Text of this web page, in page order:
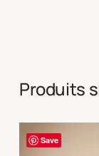
Produits
Save